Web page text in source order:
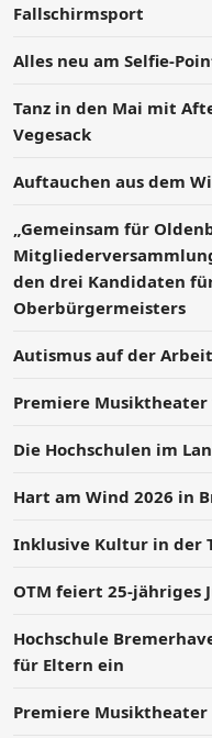
Fallschirmsport
Alles neu am Selfie-
Tanz in den Mai mit
Vegesack
Auftauchen aus dem
„Gemeinsam für
den drei Kandidaten
Oberbürgermeisters
Autismus auf der Arbeit
Premiere Musiktheater
Die Hochschulen im
Hart am Wind 2026 in
Inklusive Kultur in der
OTM feiert 25-jähriges
Hochschule
für Eltern ein
Premiere Musiktheater